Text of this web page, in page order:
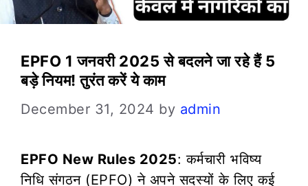
EPFO 1 जनवरी 2025 से बदलने जा रहे हैं 5
बड़े नियम! तुरंत करें ये काम
December 31, 2024 by admin
EPFO New Rules 2025: कर्मचारी भविष्य
निधि संगठन (EPFO) ने अपने सदस्यों के लिए कई